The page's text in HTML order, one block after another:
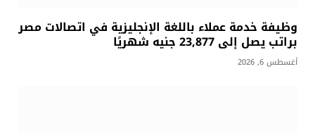
وظيفة خدمة عملاء باللغة الإنجليزية في اتصالات مصر
براتب يصل إلى 23,877 جنيه شهريًا
أغسطس 6, 2026